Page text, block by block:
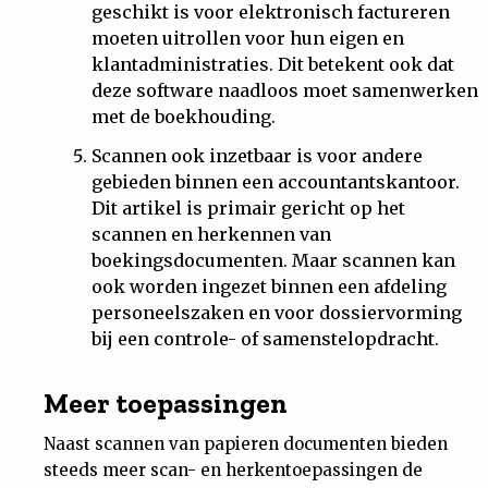
geschikt is voor elektronisch factureren
moeten uitrollen voor hun eigen en
klantadministraties. Dit betekent ook dat
deze software naadloos moet samenwerken
met de boekhouding.
Scannen ook inzetbaar is voor andere
gebieden binnen een accountantskantoor.
Dit artikel is primair gericht op het
scannen en herkennen van
boekingsdocumenten. Maar scannen kan
ook worden ingezet binnen een afdeling
personeelszaken en voor dossiervorming
bij een controle- of samenstelopdracht.
Meer toepassingen
Naast scannen van papieren documenten bieden
steeds meer scan- en herkentoepassingen de